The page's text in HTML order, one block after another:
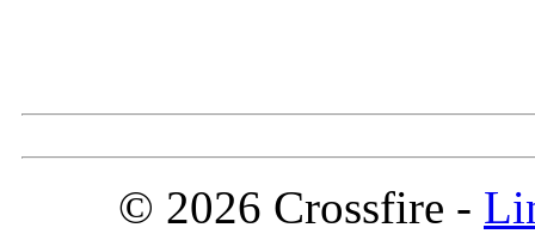
© 2026 Crossfire -